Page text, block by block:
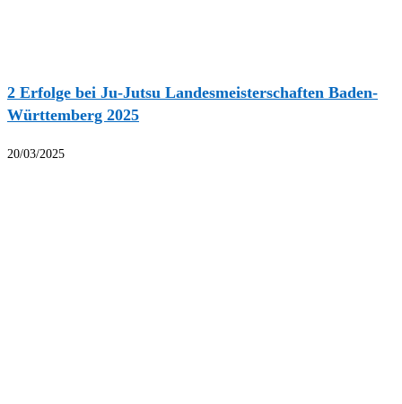
2 Erfolge bei Ju-Jutsu Landesmeisterschaften Baden-
Württemberg 2025
20/03/2025